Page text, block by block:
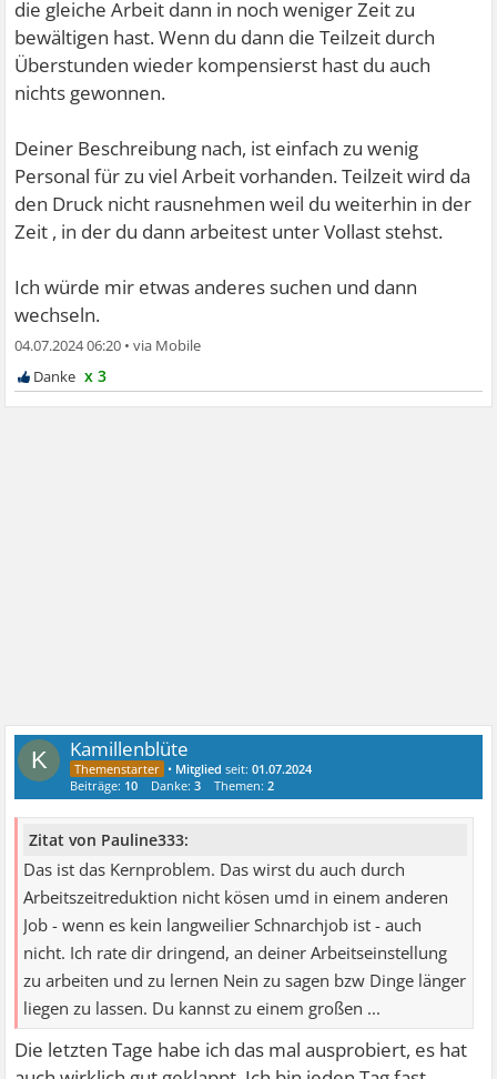
die gleiche Arbeit dann in noch weniger Zeit zu
bewältigen hast. Wenn du dann die Teilzeit durch
Überstunden wieder kompensierst hast du auch
nichts gewonnen.
Deiner Beschreibung nach, ist einfach zu wenig
Personal für zu viel Arbeit vorhanden. Teilzeit wird da
den Druck nicht rausnehmen weil du weiterhin in der
Zeit , in der du dann arbeitest unter Vollast stehst.
Ich würde mir etwas anderes suchen und dann
wechseln.
04.07.2024 06:20 •
x 3
K Kamillenblüte
• Mitglied seit:01.07.2024
Beiträge: 10 Danke:3 Themen:2
Zitat von Pauline333:
Das ist das Kernproblem. Das wirst du auch durch
Arbeitszeitreduktion nicht kösen umd in einem anderen
Job - wenn es kein langweilier Schnarchjob ist - auch
nicht. Ich rate dir dringend, an deiner Arbeitseinstellung
zu arbeiten und zu lernen Nein zu sagen bzw Dinge länger
liegen zu lassen. Du kannst zu einem großen ...
Die letzten Tage habe ich das mal ausprobiert, es hat